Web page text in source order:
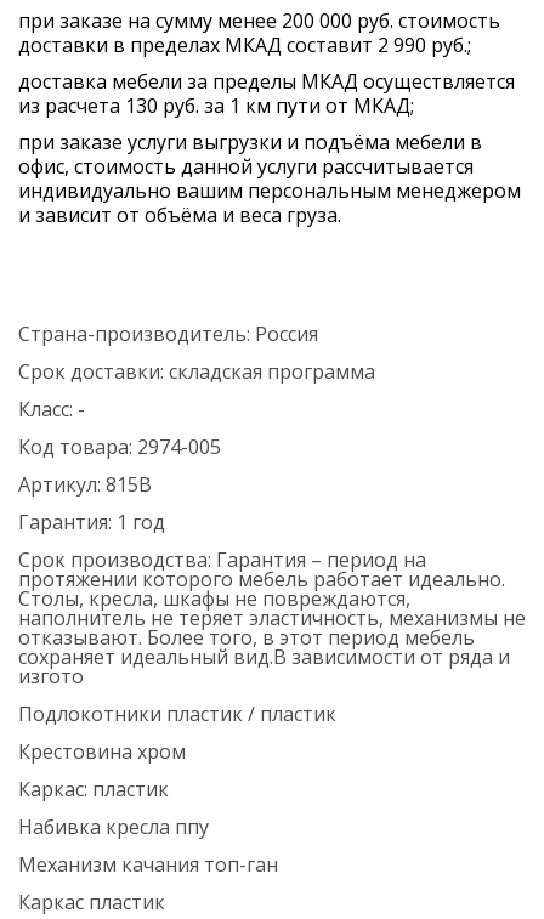
при заказе на сумму менее 200 000 руб. стоимость
доставки в пределах МКАД составит 2 990 руб.;
доставка мебели за пределы МКАД осуществляется
из расчета 130 руб. за 1 км пути от МКАД;
при заказе услуги выгрузки и подъёма мебели в
офис, стоимость данной услуги рассчитывается
индивидуально вашим персональным менеджером
и зависит от объёма и веса груза.
Страна-производитель: Россия
Срок доставки: складская программа
Класс: -
Код товара: 2974-005
Артикул: 815B
Гарантия: 1 год
Срок производства: Гарантия – период на
протяжении которого мебель работает идеально.
Столы, кресла, шкафы не повреждаются,
наполнитель не теряет эластичность, механизмы не
отказывают. Более того, в этот период мебель
сохраняет идеальный вид.В зависимости от ряда и
изгото
Подлокотники пластик / пластик
Крестовина хром
Каркас: пластик
Набивка кресла ппу
Механизм качания топ-ган
Каркас пластик